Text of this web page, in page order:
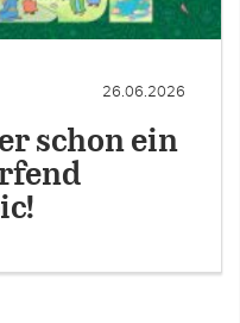
26.06.2026
schon ein